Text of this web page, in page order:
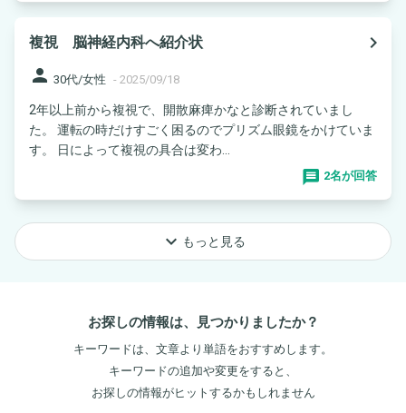
複視 脳神経内科へ紹介状
navigate_next
person 30代/女性 - 2025/09/18
2年以上前から複視で、開散麻痺かなと診断されていまし
た。 運転の時だけすごく困るのでプリズム眼鏡をかけていま
す。 日によって複視の具合は変わ...
2名が回答
keyboard_arrow_down もっと見る
お探しの情報は、見つかりましたか？
キーワードは、文章より単語をおすすめします。
キーワードの追加や変更をすると、
お探しの情報がヒットするかもしれません